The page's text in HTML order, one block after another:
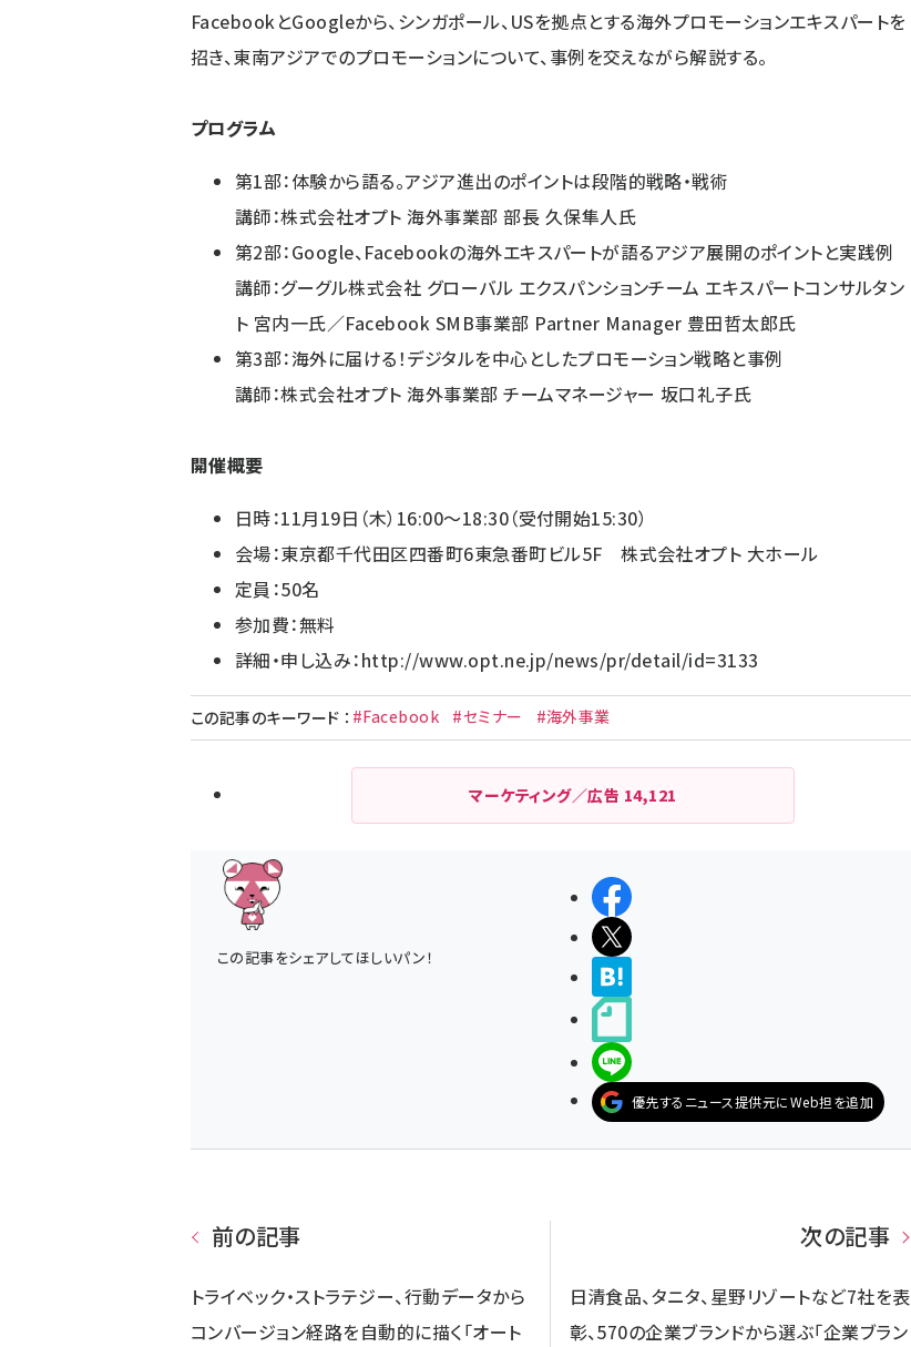
FacebookとGoogleから、シンガポール、USを拠点とする海外プロモーションエキスパートを
招き、東南アジアでのプロモーションについて、事例を交えながら解説する。
プログラム
第1部：体験から語る。アジア進出のポイントは段階的戦略・戦術
講師：株式会社オプト 海外事業部 部長 久保隼人氏
第2部：Google、Facebookの海外エキスパートが語るアジア展開のポイントと実践例
講師：グーグル株式会社 グローバル エクスパンションチーム エキスパートコンサルタン
ト 宮内一氏／Facebook SMB事業部 Partner Manager 豊田哲太郎氏
第3部：海外に届ける！デジタルを中心としたプロモーション戦略と事例
講師：株式会社オプト 海外事業部 チームマネージャー 坂口礼子氏
開催概要
日時：11月19日（木）16:00～18:30（受付開始15:30）
会場：東京都千代田区四番町6東急番町ビル5F 株式会社オプト 大ホール
定員：50名
参加費：無料
詳細・申し込み：http://www.opt.ne.jp/news/pr/detail/id=3133
この記事のキーワード ： #Facebook #セミナー #海外事業
マーケティング／広告 14,121
この記事をシェアしてほしいパン！
シェアする
ポストする
LINEで送る
優先するニュース提供元にWeb担を追加
前の記事
トライベック・ストラテジー、行動データから
コンバージョン経路を自動的に描く「オート
次の記事
日清食品、タニタ、星野リゾートなど7社を表
彰、570の企業ブランドから選ぶ「企業ブラン